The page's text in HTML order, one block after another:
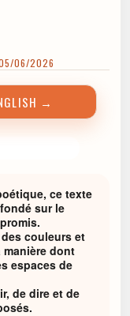
06/2026
→
ce texte
sur le
couleurs et
dont
espaces de
de dire et de